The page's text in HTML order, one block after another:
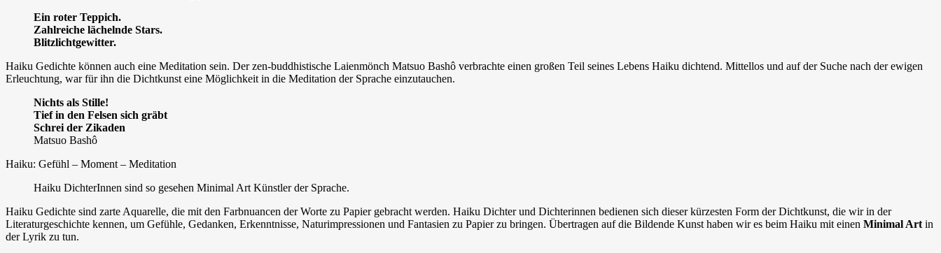
Ein roter Teppich.
Zahlreiche lächelnde Stars.
Blitzlichtgewitter.
Haiku Gedichte können auch eine Meditation sein. Der zen-buddhistische Laienmönch Matsuo Bashô verbrachte einen großen Teil seines Lebens Haiku dichtend. Mittellos und auf der Suche nach der ewigen
Erleuchtung, war für ihn die Dichtkunst eine Möglichkeit in die Meditation der Sprache einzutauchen.
Nichts als Stille!
Tief in den Felsen sich gräbt
Schrei der Zikaden
Matsuo Bashô
Haiku: Gefühl – Moment – Meditation
Haiku DichterInnen sind so gesehen Minimal Art Künstler der Sprache.
Haiku Gedichte sind zarte Aquarelle, die mit den Farbnuancen der Worte zu Papier gebracht werden. Haiku Dichter und Dichterinnen bedienen sich dieser kürzesten Form der Dichtkunst, die wir in der
Literaturgeschichte kennen, um Gefühle, Gedanken, Erkenntnisse, Naturimpressionen und Fantasien zu Papier zu bringen. Übertragen auf die Bildende Kunst haben wir es beim Haiku mit einen Minimal Art in
der Lyrik zu tun.